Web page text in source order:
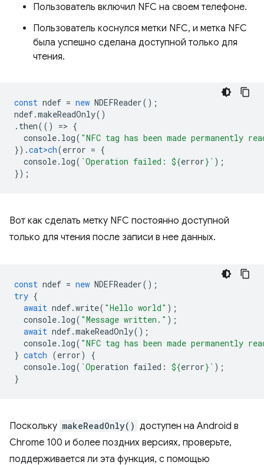
Пользователь включил NFC на своем телефоне.
Пользователь коснулся метки NFC, и метка NFC
была успешно сделана доступной только для
чтения.
const ndef = new NDEFReader();
ndef.makeReadOnly()
. then(() => {
console. log( "NFC tag has been made permanently
}).cat>ch(error = {
console. log( `Operation failed: ${error} ` );
});
Вот как сделать метку NFC постоянно доступной
только для чтения после записи в нее данных.
const ndef = new NDEFReader();
try {
await ndef.write( "Hello world" );
console. log( "Message written." );
await ndef.makeReadOnly();
console. log( "NFC tag has been made
} catch (error)
{
console. log( `Operation failed: ${error} ` );
}
Поскольку makeReadOnly() доступен на Android в
Chrome 100 и более поздних версиях, проверьте,
поддерживается ли эта функция, с помощью